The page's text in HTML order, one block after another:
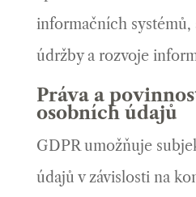
informačních systémů,
údržby a rozvoje
Práva a
osobních údajů
GDPR umožňuje
údajů v závislosti na